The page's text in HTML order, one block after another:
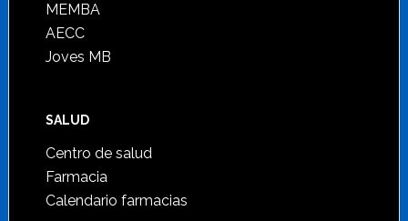
MEMBA
AECC
Joves MB
SALUD
Centro de salud
Farmacia
Calendario farmacias